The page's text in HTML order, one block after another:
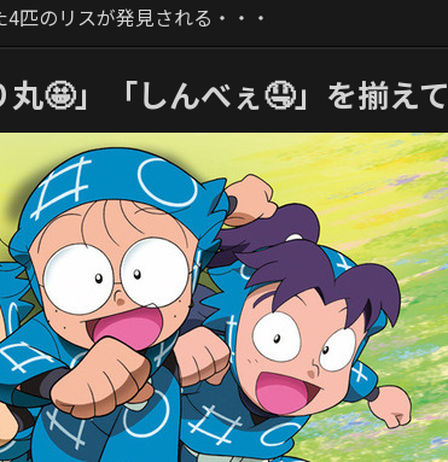
匹のリスが発見される・・・
丸🤩」「しんべぇ🤤」を揃えて